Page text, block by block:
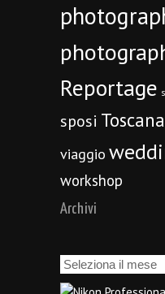
Reportage
sposi Toscana
viaggio
workshop
Archivi
Archivi